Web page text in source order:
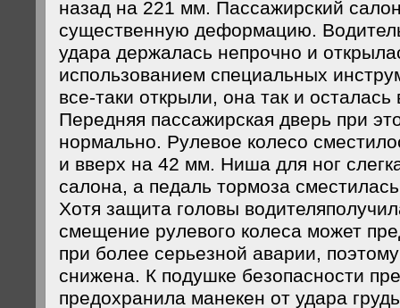
назад на 221 мм. Пассажирский
существенную деформацию.
удара держалась непрочно и
использованием специальных
все-таки открыли, она так и осталась
Передняя пассажирская дверь при
нормально. Рулевое колесо
и вверх на 42 мм. Ниша для ног
салона, а педаль тормоза
Хотя защита головы
смещение рулевого колеса может
при более серьезной аварии,
снижена. К подушке безопасности
предохранила манекен от удара